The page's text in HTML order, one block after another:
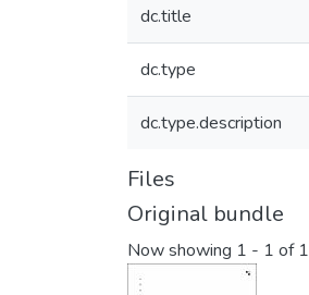
dc.title
dc.type
dc.type.description
Files
Original bundle
Now showing 1 - 1 of 1